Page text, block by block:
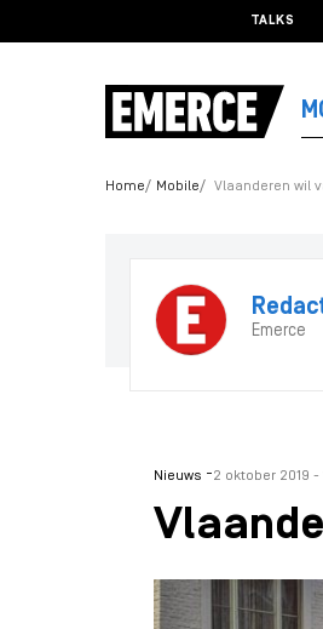
TALKS
Home Mobile Vlaanderen wil
Emerce
Nieuws -2 oktober 2019 -